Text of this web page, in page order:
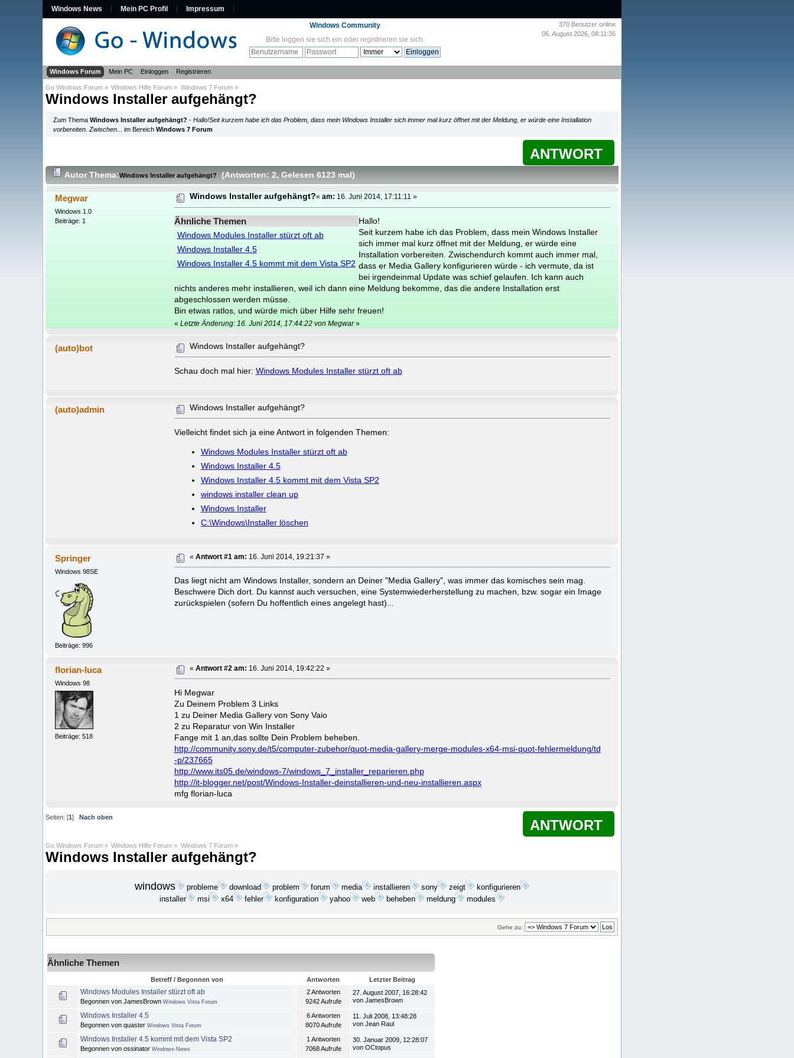
Windows News Mein PC Profil Impressum
370 Benutzer online
06. August 2026, 08:11:36
Windows Community
Bitte loggen sie sich ein oder registrieren sie sich.
Windows Forum Mein PC Einloggen Registrieren
Go Windows Forum » Windows Hilfe Forum » Windows 7 Forum»
Windows Installer aufgehängt?
Zum ThemaWindows Installer aufgehängt? -Hallo!Seit kurzem habe ich das Problem, dass mein Windows Installer sich immer mal kurz öffnet mit der Meldung, er würde eine Installation
vorbereiten. Zwischen ... im BereichWindows 7 Forum
ANTWORT
AutorThema:Windows Installer aufgehängt? (Antworten: 2, Gelesen 6123 mal )
Megwar
Windows 1.0
Beiträge: 1
Windows Installer aufgehängt?«am: 16. Juni 2014, 17:11:11 »
Ähnliche Themen
Windows Modules Installer stürzt oft ab
Windows Installer 4.5
Windows Installer 4.5 kommt mit dem Vista SP2
Hallo!
Seit kurzem habe ich das Problem, dass mein Windows Installer
sich immer mal kurz öffnet mit der Meldung, er würde eine
Installation vorbereiten. Zwischendurch kommt auch immer mal,
dass er Media Gallery konfigurieren würde - ich vermute, da ist
bei irgendeinmal Update was schief gelaufen. Ich kann auch
nichts anderes mehr installieren, weil ich dann eine Meldung bekomme, das die andere Installation erst
abgeschlossen werden müsse.
Bin etwas ratlos, und würde mich über Hilfe sehr freuen!
« Letzte Änderung: 16. Juni 2014, 17:44:22 von Megwar»
(auto)bot Windows Installer aufgehängt?
Schau doch mal hier: Windows Modules Installer stürzt oft ab
(auto)admin Windows Installer aufgehängt?
Vielleicht findet sich ja eine Antwort in folgenden Themen:
Windows Modules Installer stürzt oft ab
Windows Installer 4.5
Windows Installer 4.5 kommt mit dem Vista SP2
windows installer clean up
Windows Installer
C:\Windows\Installer löschen
Springer
Windows 98SE
Beiträge: 996
«Antwort #1 am: 16. Juni 2014, 19:21:37 »
Das liegt nicht am Windows Installer, sondern an Deiner "Media Gallery", was immer das komisches sein mag.
Beschwere Dich dort. Du kannst auch versuchen, eine Systemwiederherstellung zu machen, bzw. sogar ein Image
zurückspielen (sofern Du hoffentlich eines angelegt hast)...
florian-luca
Windows 98
Beiträge: 518
«Antwort #2 am: 16. Juni 2014, 19:42:22 »
Hi Megwar
Zu Deinem Problem 3 Links
1 zu Deiner Media Gallery von Sony Vaio
2 zu Reparatur von Win Installer
Fange mit 1 an,das sollte Dein Problem beheben.
http://community.sony.de/t5/computer-zubehor/quot-media-gallery-merge-modules-x64-msi-quot-fehlermeldung/td
-p/237665
http://www.its05.de/windows-7/windows_7_installer_reparieren.php
http://it-blogger.net/post/Windows-Installer-deinstallieren-und-neu-installieren.aspx
mfg florian-luca
ANTWORT
Seiten: [1] Nach oben
Go Windows Forum » Windows Hilfe Forum » Windows 7 Forum»
Windows Installer aufgehängt?
windows probleme download problem forum media installieren sony zeigt
konfigurieren
installer
msi x64 fehler konfiguration yahoo web beheben meldung modules
Gehe zu:
Ähnliche Themen
Betreff / Begonnen von Antworten Letzter Beitrag
Windows Modules Installer stürzt oft ab
Begonnen von JamesBrown Windows Vista Forum
2 Antworten
9242 Aufrufe
27. August 2007, 16:28:42
von JamesBrown
Windows Installer 4.5
Begonnen von quaster Windows Vista Forum
6 Antworten
8070 Aufrufe
11. Juli 2008, 13:48:28
von Jean Raul
Windows Installer 4.5 kommt mit dem Vista SP2
Begonnen von ossinator Windows-News
1 Antworten
7068 Aufrufe
30. Januar 2009, 12:28:07
von OCtopus